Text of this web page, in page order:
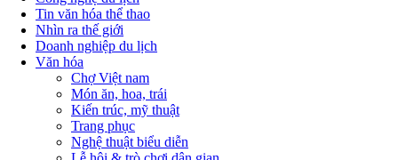
Tin văn hóa thể thao
Nhìn ra thế giới
Doanh nghiệp du lịch
Văn hóa
Chợ Việt nam
Món ăn, hoa, trái
Kiến trúc, mỹ thuật
Trang phục
Nghệ thuật biểu diễn